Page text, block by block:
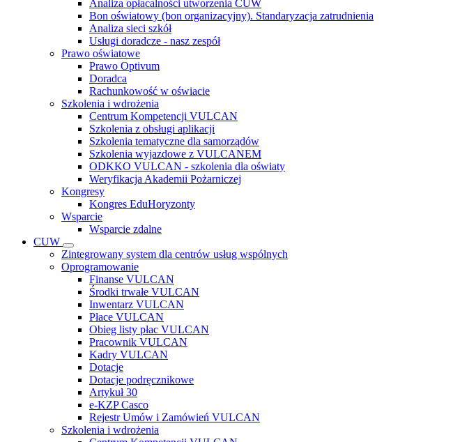
Analiza opłacalności utworzenia CUW
Bon oświatowy (bon organizacyjny). Standaryzacja zatrudnienia
Analiza sieci szkół
Usługi doradcze - nasz zespół
Prawo oświatowe
Prawo Optivum
Doradca
Rachunkowość w oświacie
Szkolenia i wdrożenia
Centrum Kompetencji VULCAN
Szkolenia z obsługi aplikacji
Szkolenia tematyczne dla samorządów
Szkolenia wyjazdowe z VULCANEM
ODKKO VULCAN - szkolenia dla oświaty
Weryfikacja Akademii Pożarniczej
Kongresy
Kongres EduHoryzonty
Wsparcie
Wsparcie zdalne
CUW
Zintegrowany system dla centrów usług wspólnych
Oprogramowanie
Finanse VULCAN
Środki trwałe VULCAN
Inwentarz VULCAN
Płace VULCAN
Obieg listy płac VULCAN
Pracownik VULCAN
Kadry VULCAN
Dotacje
Dotacje podręcznikowe
Artykuł 30
e-KZP Casco
Rejestr Umów i Zamówień VULCAN
Szkolenia i wdrożenia